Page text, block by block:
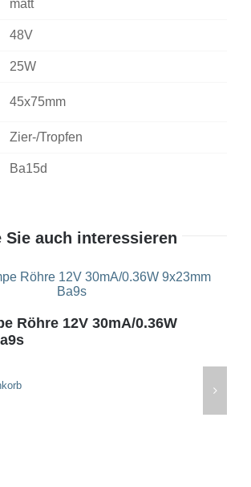
matt
48V
25W
45x75mm
Zier-/Tropfen
Ba15d
Sie auch interessieren
Röhre 12V 30mA/0.36W